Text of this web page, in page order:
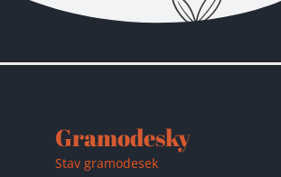
do košíku!
Gramodesky
Stav gramodesek